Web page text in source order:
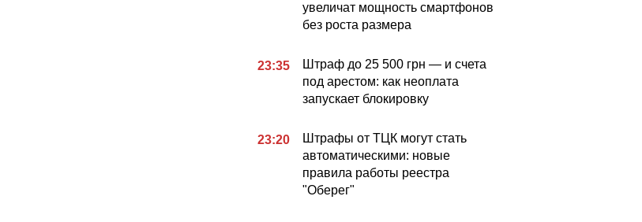
увеличат мощность смартфонов
без роста размера
23:35
Штраф до 25 500 грн — и счета
под арестом: как неоплата
запускает блокировку
23:20
Штрафы от ТЦК могут стать
автоматическими: новые
правила работы реестра
"Оберег"